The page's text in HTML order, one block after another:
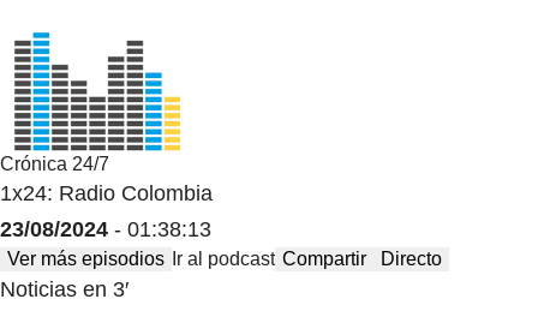
Crónica 24/7
1x24: Radio Colombia
23/08/2024 - 01:38:13
Ver más episodios Ir al podcast Compartir Directo
Noticias en 3′